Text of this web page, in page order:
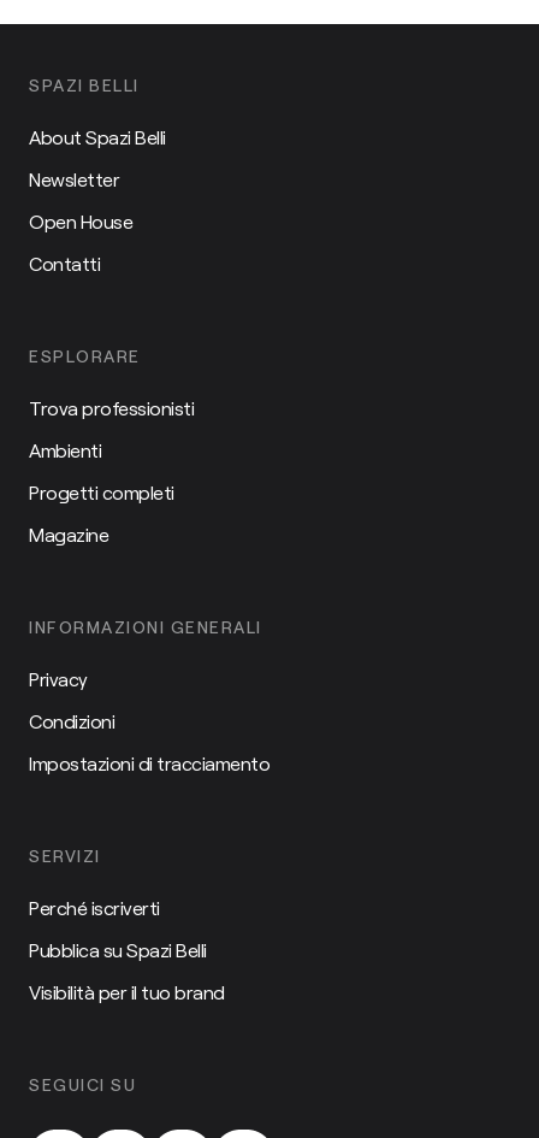
SPAZI BELLI
About Spazi Belli
Newsletter
Open House
Contatti
ESPLORARE
Trova professionisti
Ambienti
Progetti completi
Magazine
INFORMAZIONI GENERALI
Privacy
Condizioni
Impostazioni di tracciamento
SERVIZI
Perché iscriverti
Pubblica su Spazi Belli
Visibilità per il tuo brand
SEGUICI SU